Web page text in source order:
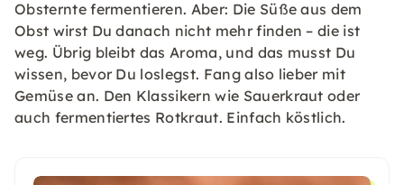
Obsternte fermentieren. Aber: Die Süße aus dem
Obst wirst Du danach nicht mehr finden – die ist
weg. Übrig bleibt das Aroma, und das musst Du
wissen, bevor Du loslegst. Fang also lieber mit
Gemüse an. Den Klassikern wie Sauerkraut oder
auch fermentiertes Rotkraut. Einfach köstlich.